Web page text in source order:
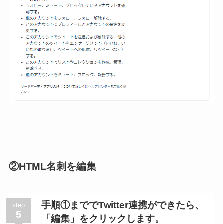
②HTML名刺を編集
step
5
手順①まででTwitter連携ができたら、
「編集」をクリックします。